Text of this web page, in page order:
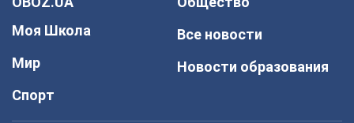
Моя Школа
Мир
Спорт
Все новости
Новости образования